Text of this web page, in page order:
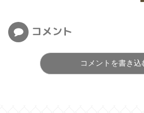
コメント
コメントを書き込